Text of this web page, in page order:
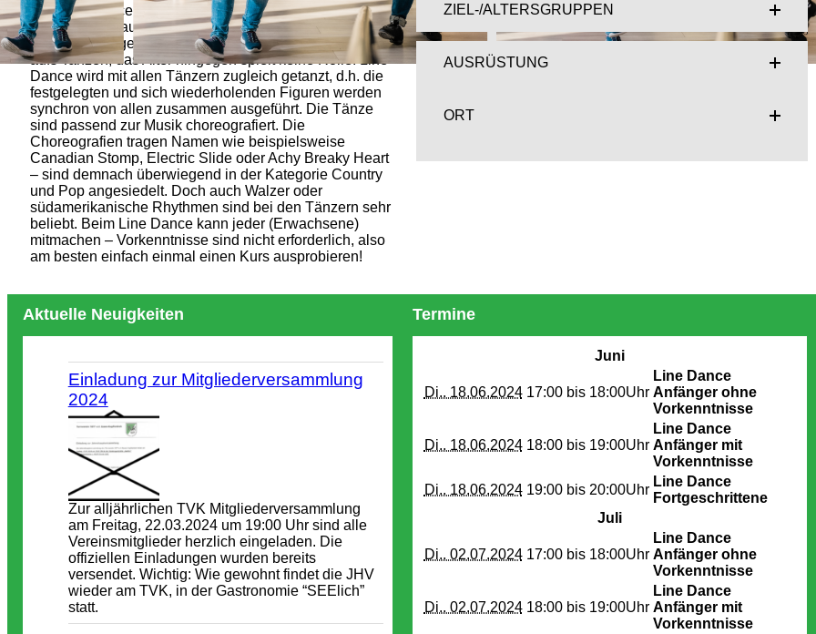
Der Line-Dance Kurs eignet sich für jeden, der zwei
Füße hat und auf 8 zählen kann. Weitere
Voraussetzungen sind die Freude am Lernen und Lust
aufs Tanzen, das Alter hingegen spielt keine Rolle. Line
Dance wird mit allen Tänzern zugleich getanzt, d.h. die
festgelegten und sich wiederholenden Figuren werden
synchron von allen zusammen ausgeführt. Die Tänze
sind passend zur Musik choreografiert. Die
Choreografien tragen Namen wie beispielsweise
Canadian Stomp, Electric Slide oder Achy Breaky Heart
– sind demnach überwiegend in der Kategorie Country
und Pop angesiedelt. Doch auch Walzer oder
südamerikanische Rhythmen sind bei den Tänzern sehr
beliebt. Beim Line Dance kann jeder (Erwachsene)
mitmachen – Vorkenntnisse sind nicht erforderlich, also
am besten einfach einmal einen Kurs ausprobieren!
ZIEL-/ALTERSGRUPPEN
AUSRÜSTUNG
ORT
Aktuelle Neuigkeiten
Einladung zur Mitgliederversammlung
2024
Zur alljährlichen TVK Mitgliederversammlung
am Freitag, 22.03.2024 um 19:00 Uhr sind alle
Vereinsmitglieder herzlich eingeladen. Die
offiziellen Einladungen wurden bereits
versendet. Wichtig: Wie gewohnt findet die JHV
wieder am TVK, in der Gastronomie “SEElich”
statt.
Termine
Juni
Di.. 18.06.2024 17:00 bis 18:00Uhr
Line Dance
Anfänger ohne
Vorkenntnisse
Di.. 18.06.2024 18:00 bis 19:00Uhr
Line Dance
Anfänger mit
Vorkenntnisse
Di.. 18.06.2024 19:00 bis 20:00Uhr
Line Dance
Fortgeschrittene
Juli
Di.. 02.07.2024 17:00 bis 18:00Uhr
Line Dance
Anfänger ohne
Vorkenntnisse
Di.. 02.07.2024 18:00 bis 19:00Uhr
Line Dance
Anfänger mit
Vorkenntnisse